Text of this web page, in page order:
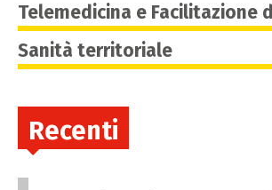
Telemedicina e Facilitazione
Sanità territoriale
Recenti